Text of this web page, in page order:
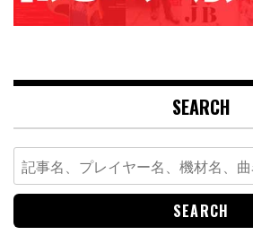
SEARCH
Search
for: